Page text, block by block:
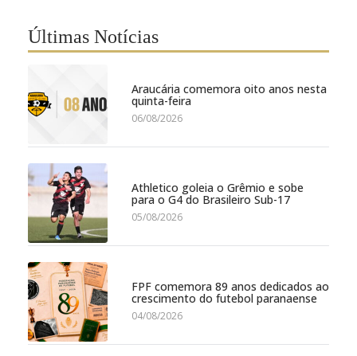
Últimas Notícias
Araucária comemora oito anos nesta
quinta-feira
06/08/2026
Athletico goleia o Grêmio e sobe
para o G4 do Brasileiro Sub-17
05/08/2026
FPF comemora 89 anos dedicados ao
crescimento do futebol paranaense
04/08/2026